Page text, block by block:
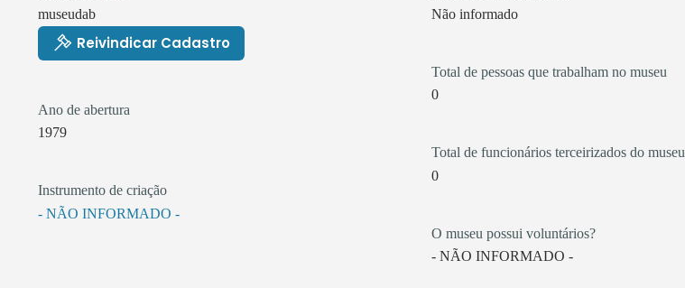
museudab
Reivindicar Cadastro
Ano de abertura
1979
Instrumento de criação
- NÃO INFORMADO -
Não informado
Total de pessoas que trabalham no museu
0
Total de funcionários terceirizados do museu
0
O museu possui voluntários?
- NÃO INFORMADO -